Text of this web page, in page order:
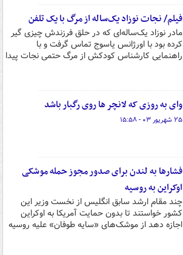
فیلم/ نجات نوزاد یک‌ساله از مرگ با یک تلفن
مادر نوزاد یک‌ساله‌ای که در حلق فرزندش چیزی گیر
کرده بود با اورژانس یاسوج تماس گرفت و با
راهنمایی کارشناس کودکش از مرگ حتمی نجات پیدا
وای به روزی که لانچر ها روی رگبار باشد
۲۵ شهریور ۰۳ - ۱۵:۵۸
فشارها به لندن برای صدور مجوز حمله موشکی
اوکراین به روسیه
چند مقام ارشد سابق انگلیس از نخست وزیر این
کشور خواستند تا بدون حمایت آمریکا به اوکراین
اجازه دهد از موشک‌های «سایه طوفان» علیه روسیه